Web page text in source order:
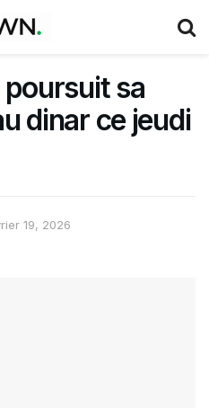
poursuit sa
dinar ce jeudi
19, 2026